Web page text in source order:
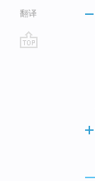
翻译